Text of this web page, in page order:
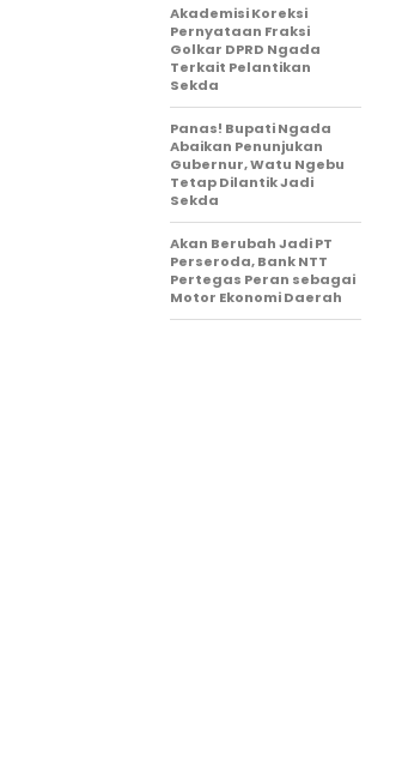
Akademisi Koreksi
Pernyataan Fraksi
Golkar DPRD Ngada
Terkait Pelantikan
Sekda
Panas! Bupati Ngada
Abaikan Penunjukan
Gubernur, Watu Ngebu
Tetap Dilantik Jadi
Sekda
Akan Berubah Jadi PT
Perseroda, Bank NTT
Pertegas Peran sebagai
Motor Ekonomi Daerah